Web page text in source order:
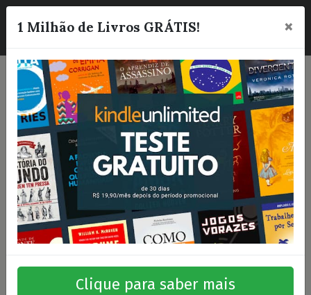
☰
1 Milhão de Livros GRÁTIS! ×
Clique para saber mais